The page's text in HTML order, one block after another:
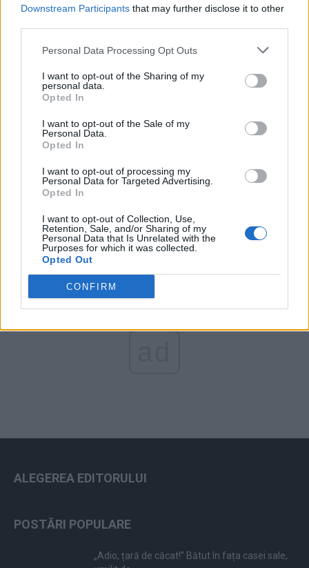
Downstream Participants that may further disclose it to other
Personal Data Processing Opt Outs
I want to opt-out of the Sharing of my
personal data.
Opted In
I want to opt-out of the Sale of my
Personal Data.
Opted In
I want to opt-out of processing my
Personal Data for Targeted Advertising.
Opted In
I want to opt-out of Collection, Use,
Retention, Sale, and/or Sharing of my
Personal Data that Is Unrelated with the
Purposes for which it was collected.
Opted Out
CONFIRM
PNȚCD (Pavelescu)
PNCR (Terheș)
Partidul Patrioților (Surugiu)
FAR (Coarnă)
România pe Primul Loc (Ponta)
Arată rezultatele
Arhiva sondajelor
ALEGEREA EDITORULUI
POSTĂRI POPULARE
„Adio, țară de căcat!” Bătut în fața casei sale,